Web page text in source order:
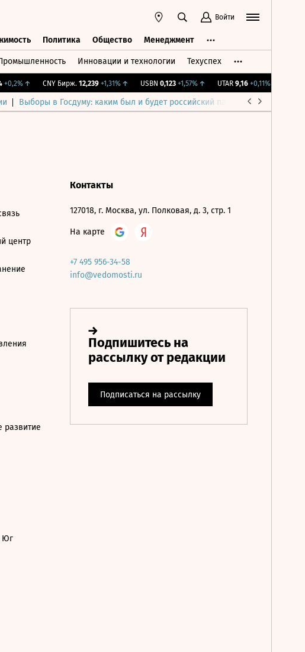
Войти
Политика Общество Менеджмент
Инновации и технологии Техуспех
+0,2%↑ CNY Бирж. 12,239 +1,31%↑ USBN 0,123 +1,57%↑ UTAR 9,16 +0,11%↑
Выборы в Госдуму: каким был и будет российский парламент
центр
развитие
Юг
Контакты
127018, г. Москва, ул. Полковая, д. 3, стр. 1
На карте
+7 495 956-34-58
info@vedomosti.ru